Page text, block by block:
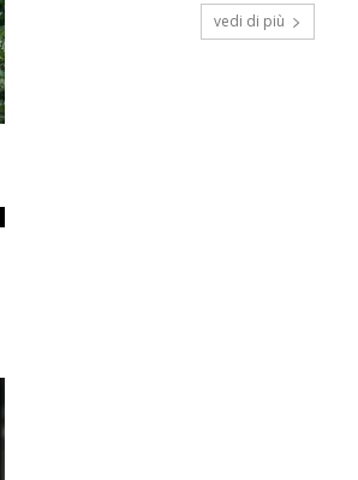
vedi di più